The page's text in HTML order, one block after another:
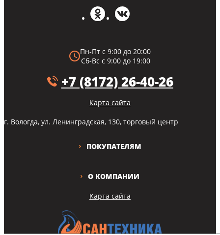
Карта сайта
О КОМПАНИИ
ПОКУПАТЕЛЯМ
Пн-Пт с 9:00 до 20:00
Сб-Вс с 9:00 до 19:00
+7 (8172) 26-40-26
Карта сайта
г. Вологда, ул. Ленинградская, 130, торговый центр